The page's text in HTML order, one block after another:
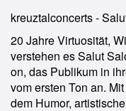
kreuztalconcerts -
20 Jahre Virtuosität,
verstehen es Salut
on, das Publikum in
vom ersten Ton an.
dem Humor,